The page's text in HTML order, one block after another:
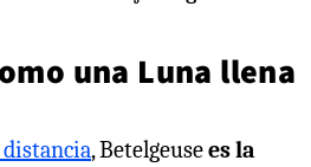
una Luna llena
distancia, Betelgeusees la